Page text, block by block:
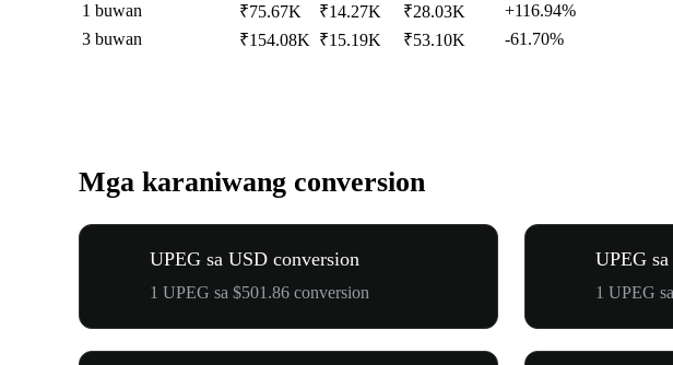
1 buwan
₹75.67K ₹14.27K ₹28.03K
+116.94%
3 buwan
₹154.08K ₹15.19K ₹53.10K -61.70%
Mga karaniwang conversion
UPEG sa USD conversion
1 UPEG sa $501.86 conversion
UPEG
1 UPEG